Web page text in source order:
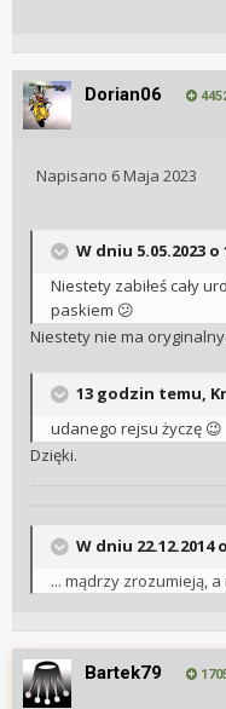
Dorian06
Napisano 6 Maja 2023
W dniu 5.05.2023 o
Niestety zabiłeś cały
paskiem 😕
Niestety nie ma
13 godzin temu,
udanego rejsu życzę 😉
Dzięki.
W dniu 22.12.2014
... mądrzy zrozumieją,
Bartek79